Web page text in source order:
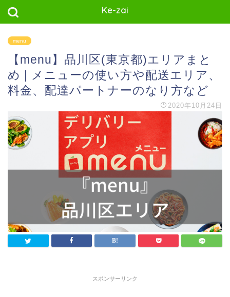
Ke-zai
menu
【menu】品川区(東京都)エリアまと
め | メニューの使い方や配送エリア、
料金、配達パートナーのなり方など
2020年10月24日
スポンサーリンク